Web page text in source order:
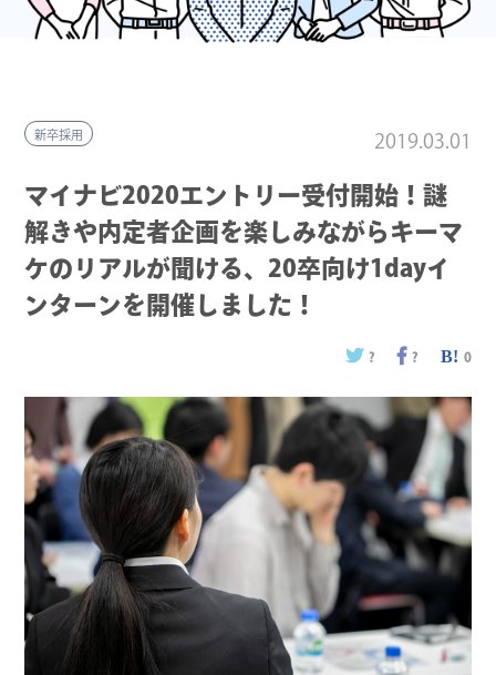
新卒採用 2019.03.01
マイナビ2020エントリー受付開始！謎
解きや内定者企画を楽しみながらキーマ
ケのリアルが聞ける、20卒向け1dayイ
ンターンを開催しました！
? ? 0